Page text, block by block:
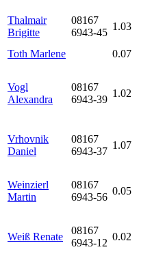
Thalmair
Brigitte
08167
6943-45
1.03
Toth Marlene
0.07
Vogl
Alexandra
08167
6943-39
1.02
Vrhovnik
Daniel
08167
6943-37
1.07
Weinzierl
Martin
08167
6943-56
0.05
Weiß Renate
08167
6943-12
0.02